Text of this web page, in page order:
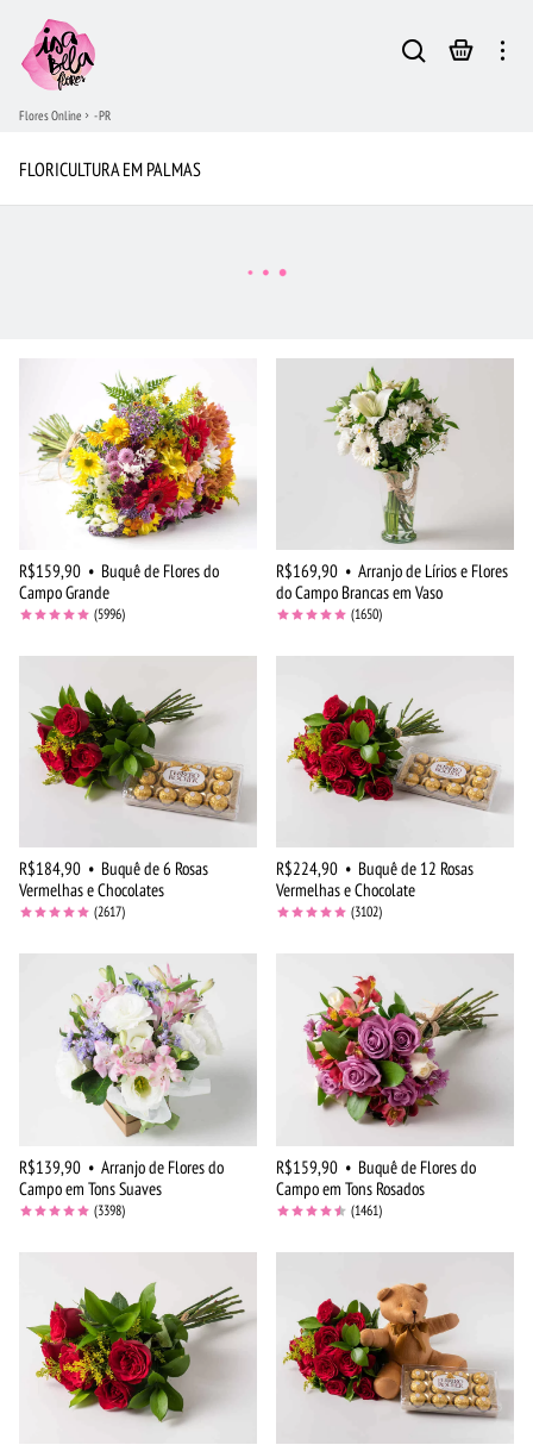
Flores Online - PR
FLORICULTURA EM PALMAS
R$159,90 • Buquê de Flores do
Campo Grande
(5996)
R$169,90 • Arranjo de Lírios e Flores
do Campo Brancas em Vaso
(1650)
R$184,90 • Buquê de 6 Rosas
Vermelhas e Chocolates
(2617)
R$224,90 • Buquê de 12 Rosas
Vermelhas e Chocolate
(3102)
R$139,90 • Arranjo de Flores do
Campo em Tons Suaves
(3398)
R$159,90 • Buquê de Flores do
Campo em Tons Rosados
(1461)